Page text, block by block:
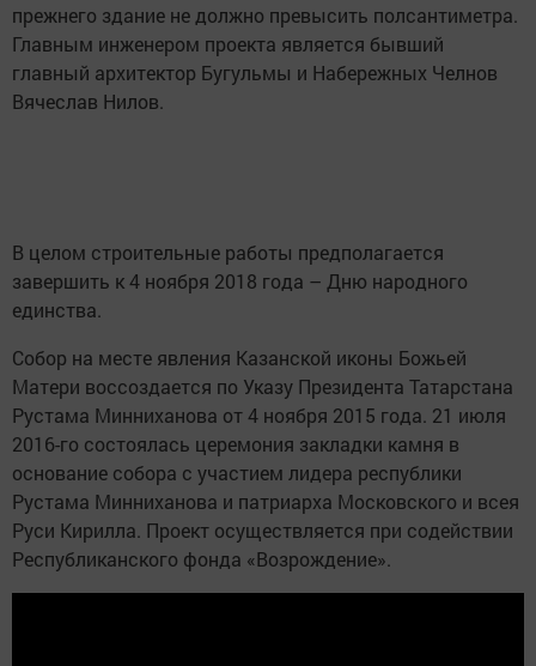
прежнего здание не должно превысить полсантиметра.
Главным инженером проекта является бывший
главный архитектор Бугульмы и Набережных Челнов
Вячеслав Нилов.
В целом строительные работы предполагается
завершить к 4 ноября 2018 года – Дню народного
единства.
Собор на месте явления Казанской иконы Божьей
Матери воссоздается по Указу Президента Татарстана
Рустама Минниханова от 4 ноября 2015 года. 21 июля
2016-го состоялась церемония закладки камня в
основание собора с участием лидера республики
Рустама Минниханова и патриарха Московского и всея
Руси Кирилла. Проект осуществляется при содействии
Республиканского фонда «Возрождение».